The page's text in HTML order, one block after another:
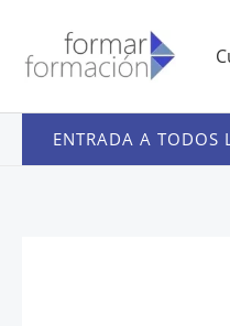
contenido
ENTRADA A TODOS